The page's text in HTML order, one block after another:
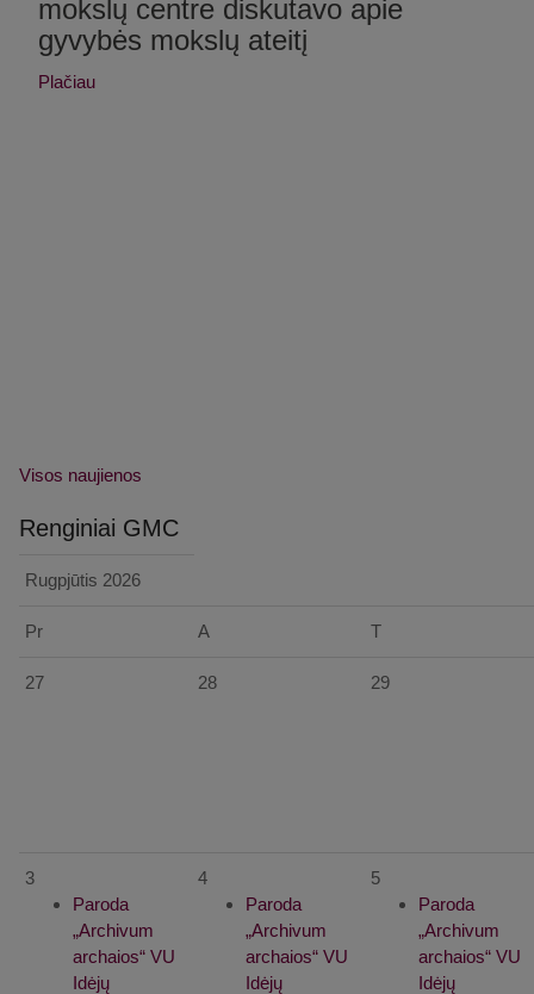
mokslų centre diskutavo apie
gyvybės mokslų ateitį
Plačiau
Visos naujienos
Renginiai GMC
Rugpjūtis 2026
Pr A T
27 28 29
3
Paroda
„Archivum
archaios“ VU
Idėjų
4
Paroda
„Archivum
archaios“ VU
Idėjų
5
Paroda
„Archivum
archaios“ VU
Idėjų